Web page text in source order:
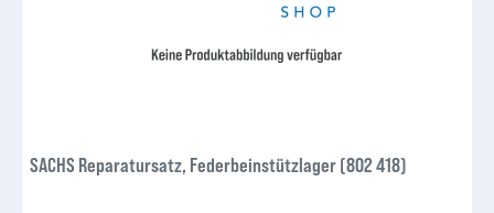
SACHS Reparatursatz, Federbeinstützlager (802 418)